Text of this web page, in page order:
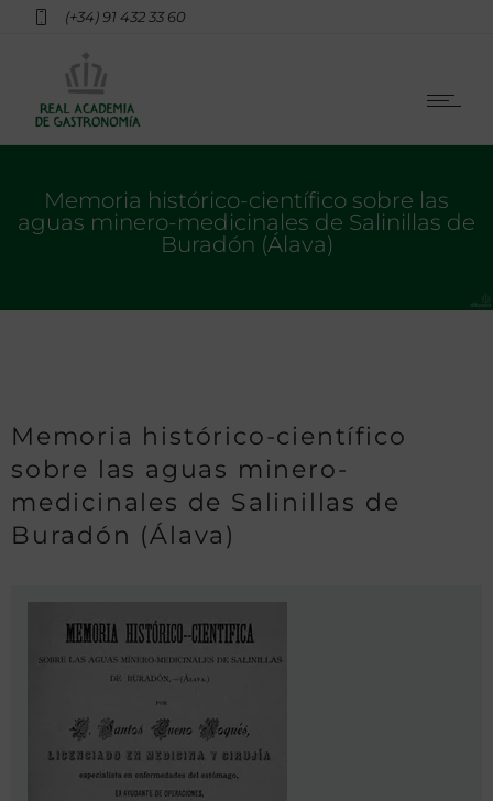
(+34) 91 432 33 60
Memoria histórico-científico sobre las
aguas minero-medicinales de Salinillas de
Buradón (Álava)
Memoria histórico-científico
sobre las aguas minero-
medicinales de Salinillas de
Buradón (Álava)